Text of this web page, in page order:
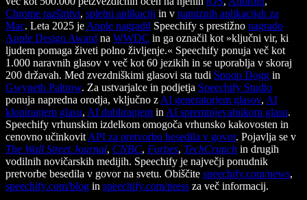
Chrome razširitvi, spletni aplikaciji in v namiznih aplikacijah za
Mac. Leta 2025 je Apple nagradil Speechify s prestižno nagrado
Apple Design Award na WWDC in ga označil kot »ključni vir, ki
ljudem pomaga živeti polno življenje.« Speechify ponuja več kot
1.000 naravnih glasov v več kot 60 jezikih in se uporablja v skoraj
200 državah. Med zvezdniškimi glasovi sta tudi Snoop Dogg in
Gwyneth Paltrow. Za ustvarjalce in podjetja Speechify Studio
ponuja napredna orodja, vključno z AI generatorjem glasov, AI
kloniranjem glasu, AI dubliranjem in AI spreminjevalnikom glasu.
Speechify vrhunskim izdelkom omogoča vrhunsko kakovosten in
cenovno učinkovit API za pretvorbo besedila v govor. Pojavlja se v
The Wall Street Journal, CNBC, Forbes, TechCrunch in drugih
vodilnih novičarskih medijih. Speechify je največji ponudnik
pretvorbe besedila v govor na svetu. Obiščite speechify.com/news,
speechify.com/blog in speechify.com/press za več informacij.